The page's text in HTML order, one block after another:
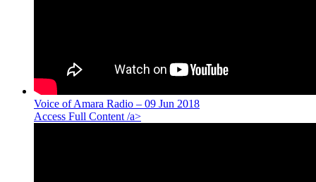
Voice of Amara Radio – 09 Jun 2018
Access Full Content /a>